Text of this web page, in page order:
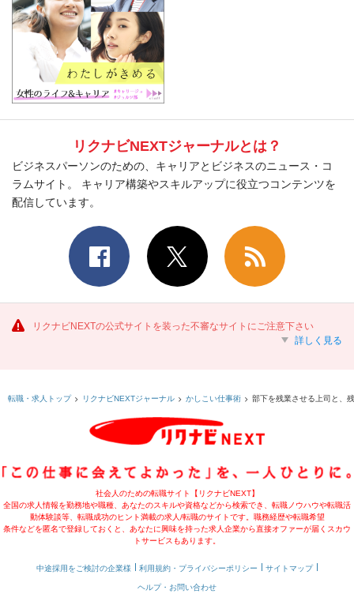
リクナビNEXTジャーナルとは？
ビジネスパーソンのための、キャリアとビジネスのニュース・コ
ラムサイト。 キャリア構築やスキルアップに役立つコンテンツを
配信しています。
リクナビNEXTの公式サイトを装った不審なサイトにご注意下さい
詳しく見る
転職・求人トップ リクナビNEXTジャーナル かしこい仕事術 部下を残業させる上司と、
社会人のための転職サイト【リクナビNEXT】
全国の求人情報を勤務地や職種、あなたのスキルや資格などから検索でき、転職ノウハウや転職活
動体験談等、転職成功のヒント満載の求人/転職のサイトです。職務経歴や転職希望
条件などを匿名で登録しておくと、あなたに興味を持った求人企業から直接オファーが届くスカウ
トサービスもあります。
中途採用をご検討の企業様 利用規約・プライバシーポリシー サイトマップ
ヘルプ・お問い合わせ